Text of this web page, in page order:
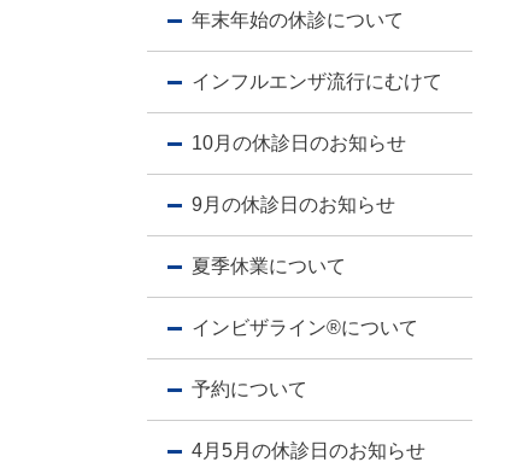
年末年始の休診について
インフルエンザ流行にむけて
10月の休診日のお知らせ
9月の休診日のお知らせ
夏季休業について
インビザライン®︎について
予約について
4月5月の休診日のお知らせ